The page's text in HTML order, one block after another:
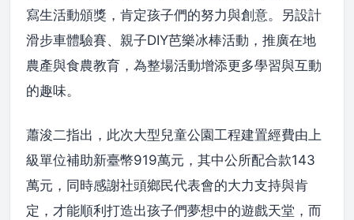
寫生活動頒獎，肯定孩子們的努力與創意。另設計
滑步車體驗賽、親子DIY芭樂冰棒活動，推廣在地
農產與食農教育，為整場活動增添更多學習與互動
的趣味。
蕭浚二指出，此次大型兒童公園工程建置經費由上
級單位補助新臺幣919萬元，其中公所配合款143
萬元，同時感謝社頭鄉民代表會的大力支持與肯
定，才能順利打造出孩子們夢想中的遊戲天堂，而